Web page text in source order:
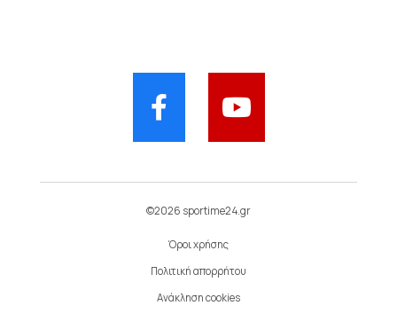
©2026 sportime24.gr
Όροι χρήσης
Πολιτική απορρήτου
Ανάκληση cookies